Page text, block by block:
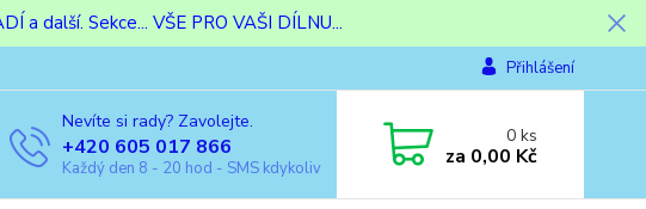
a další. Sekce... VŠE PRO VAŠI DÍLNU...
Přihlášení
Nevíte si rady? Zavolejte.
+420 605 017 866
Každý den 8 - 20 hod - SMS kdykoliv
0ks
za 0,00 Kč